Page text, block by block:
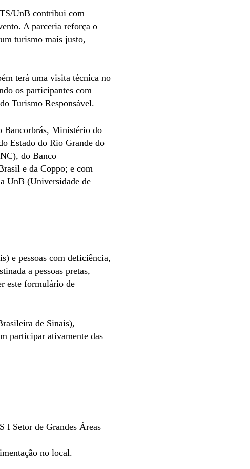
UnB contribui com
A parceria reforça o
turismo mais justo,
terá uma visita técnica no
os participantes com
Turismo Responsável.
Bancorbrás, Ministério do
Estado do Rio Grande do
do Banco
e da Coppo; e com
UnB (Universidade de
e pessoas com deficiência,
a pessoas pretas,
este formulário de
de Sinais),
participar ativamente das
I Setor de Grandes Áreas
no local.